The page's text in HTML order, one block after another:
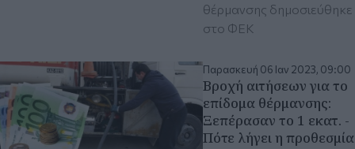
θέρμανσης δημοσιεύθηκε
στο ΦΕΚ
Παρασκευή 06 Ιαν 2023, 09:00
Βροχή αιτήσεων για το
επίδομα θέρμανσης:
Ξεπέρασαν το 1 εκατ. -
Πότε λήγει η προθεσμία